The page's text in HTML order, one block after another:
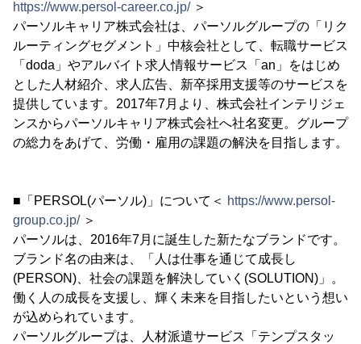
https://www.persol-career.co.jp/＞
パーソルキャリア株式会社は、パーソルグループの「リク
ルーティングセグメント」中核会社として、転職サービス
「doda」やアルバイト求人情報サービス「an」をはじめ
とした人材紹介、求人広告、新卒採用支援等のサービスを
提供しています。2017年7月より、株式会社インテリジェ
ンスからパーソルキャリア株式会社へ社名変更。グループ
の総力をあげて、労働・雇用の課題の解決を目指します。
■「PERSOL(パーソル)」について＜ https://www.persol-
group.co.jp/＞
パーソルは、2016年7月に誕生した新たなブランドです。
ブランド名の由来は、「人は仕事を通じて成長し
(PERSON)、社会の課題を解決していく(SOLUTION)」。
働く人の成長を支援し、輝く未来を目指したいという想い
が込められています。
パーソルグループは、人材派遣サービス「テンプスタッ